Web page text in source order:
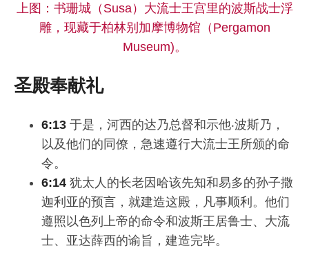
上图：书珊城（Susa）大流士王宫里的波斯战士浮
雕，现藏于柏林别加摩博物馆（Pergamon
Museum)。
圣殿奉献礼
6:13 于是，河西的达乃总督和示他‧波斯乃，
以及他们的同僚，急速遵行大流士王所颁的命
令。
6:14 犹太人的长老因哈该先知和易多的孙子撒
迦利亚的预言，就建造这殿，凡事顺利。他们
遵照以色列上帝的命令和波斯王居鲁士、大流
士、亚达薛西的谕旨，建造完毕。